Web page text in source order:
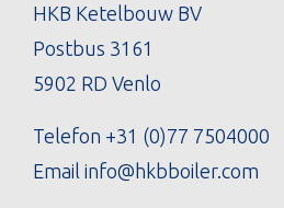
HKB Ketelbouw BV
Postbus 3161
5902 RD Venlo
Telefon +31 (0)77 7504000
Email info@hkbboiler.com